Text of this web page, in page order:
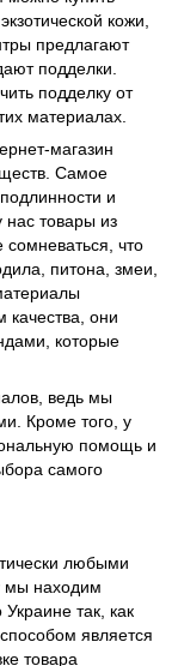
кожи,
предлагают
подделки.
подделку от
материалах.
магазин
Самое
и
нас товары из
сомневаться, что
питона, змеи,
качества, они
которые
ведь мы
Кроме того, у
помощь и
самого
любыми
мы находим
так, как
является
товара